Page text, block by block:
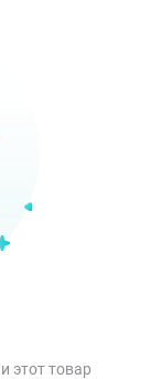
этот товар